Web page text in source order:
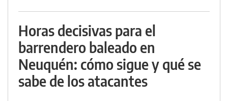
Horas decisivas para el
barrendero baleado en
Neuquén: cómo sigue y qué se
sabe de los atacantes